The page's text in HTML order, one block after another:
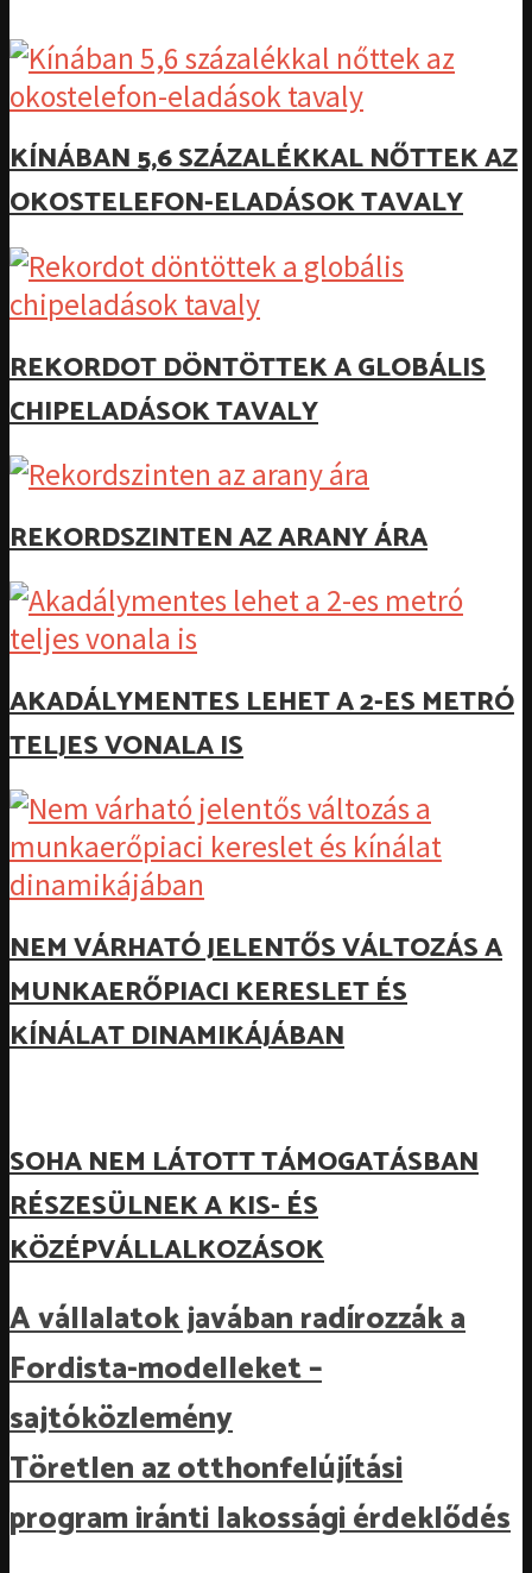
KÍNÁBAN 5,6 SZÁZALÉKKAL NŐTTEK AZ
OKOSTELEFON-ELADÁSOK TAVALY
REKORDOT DÖNTÖTTEK A GLOBÁLIS
CHIPELADÁSOK TAVALY
REKORDSZINTEN AZ ARANY ÁRA
AKADÁLYMENTES LEHET A 2-ES METRÓ
TELJES VONALA IS
NEM VÁRHATÓ JELENTŐS VÁLTOZÁS A
MUNKAERŐPIACI KERESLET ÉS
KÍNÁLAT DINAMIKÁJÁBAN
SOHA NEM LÁTOTT TÁMOGATÁSBAN
RÉSZESÜLNEK A KIS- ÉS
KÖZÉPVÁLLALKOZÁSOK
A vállalatok javában radírozzák a
Fordista-modelleket –
sajtóközlemény
Töretlen az otthonfelújítási
program iránti lakossági érdeklődés